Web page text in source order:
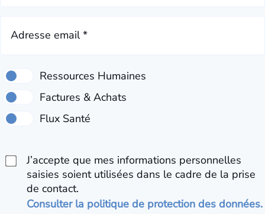
Adresse email *
J’accepte que mes informations personnelles
saisies soient utilisées dans le cadre de la prise
de contact.
Consulter la politique de protection des données.